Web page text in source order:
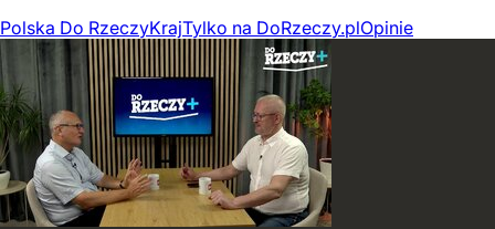
Polska Do RzeczyKrajTylko na DoRzeczy.plOpinie